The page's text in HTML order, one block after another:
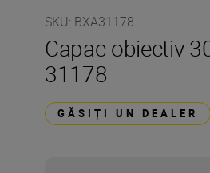
SKU: BXA31178
Capac obiectiv
31178
GĂSIȚI UN DEALER